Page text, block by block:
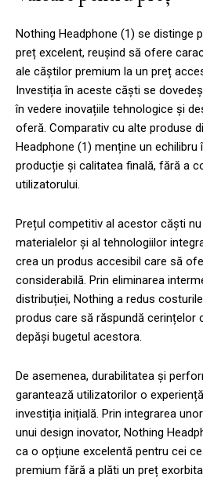
Nothing Headphone (1) se distinge
preț excelent, reușind să ofere
ale căștilor premium la un preț
Investiția în aceste căști se
în vedere inovațiile tehnologice și
oferă. Comparativ cu alte produse
Headphone (1) menține un echilibru
producție și calitatea finală, fără a
utilizatorului.
Prețul competitiv al acestor căști
materialelor și al tehnologiilor
crea un produs accesibil care să
considerabilă. Prin eliminarea
distribuției, Nothing a redus
produs care să răspundă cerințelor
depăși bugetul acestora.
De asemenea, durabilitatea și
garantează utilizatorilor o
investiția inițială. Prin integrarea
unui design inovator, Nothing
ca o opțiune excelentă pentru cei
premium fără a plăti un preț